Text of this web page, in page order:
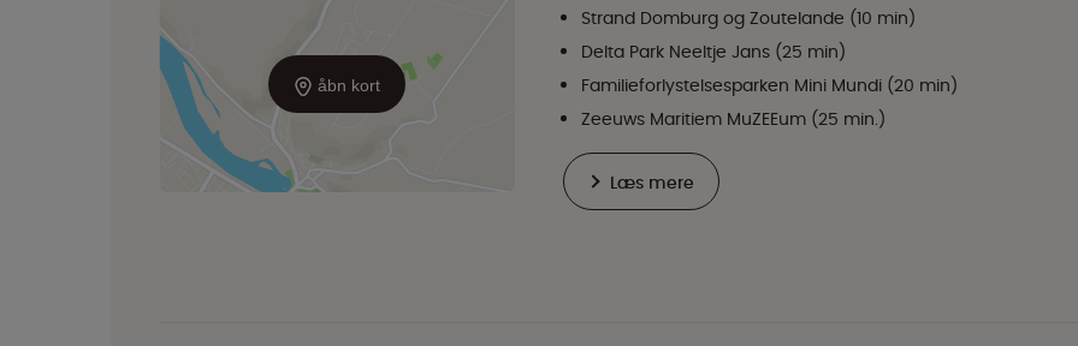
åbn kort
Strand Domburg og Zoutelande (10 min)
Delta Park Neeltje Jans (25 min)
Familieforlystelsesparken Mini Mundi (20 min)
Zeeuws Maritiem MuZEEum (25 min.)
Læs mere